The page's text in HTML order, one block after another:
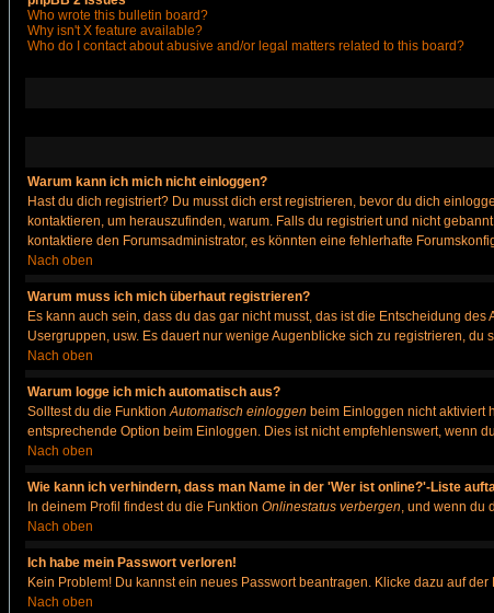
Who wrote this bulletin board?
Why isn't X feature available?
Who do I contact about abusive and/or legal matters related to this board?
Warum kann ich mich nicht einloggen?
Hast du dich registriert? Du musst dich erst registrieren, bevor du dich
kontaktieren, um herauszufinden, warum. Falls du registriert und nicht
kontaktiere den Forumsadministrator, es könnten eine fehlerhafte
Nach oben
Warum muss ich mich überhaut registrieren?
Es kann auch sein, dass du das gar nicht musst, das ist die Entscheidung
Usergruppen, usw. Es dauert nur wenige Augenblicke sich zu registrieren, du
Nach oben
Warum logge ich mich automatisch aus?
Solltest du die FunktionAutomatisch einloggen beim Einloggen nicht aktiviert
entsprechende Option beim Einloggen. Dies ist nicht empfehlenswert, wenn
Nach oben
Wie kann ich verhindern, dass man Name in der 'Wer ist online?'-Liste
In deinem Profil findest du die Funktion Onlinestatus verbergen, und wenn du
Nach oben
Ich habe mein Passwort verloren!
Kein Problem! Du kannst ein neues Passwort beantragen. Klicke dazu auf
Nach oben